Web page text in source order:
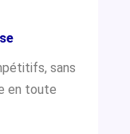
sans
en toute